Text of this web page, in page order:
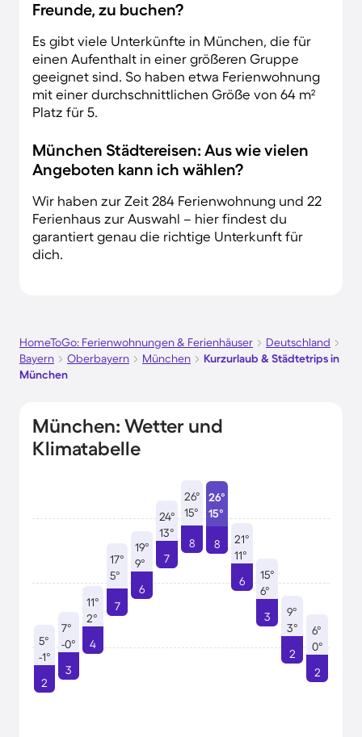
Freunde, zu buchen?
Es gibt viele Unterkünfte in München, die für
einen Aufenthalt in einer größeren Gruppe
geeignet sind. So haben etwa Ferienwohnung
mit einer durchschnittlichen Größe von 64 m²
Platz für 5.
München Städtereisen: Aus wie vielen
Angeboten kann ich wählen?
Wir haben zur Zeit 284 Ferienwohnung und 22
Ferienhaus zur Auswahl – hier findest du
garantiert genau die richtige Unterkunft für
dich.
HomeToGo: Ferienwohnungen & Ferienhäuser
Deutschland
Bayern
Oberbayern München
Kurzurlaub & Städtetrips in
München
München: Wetter und
Klimatabelle
5°
-1°
2
7°
-0°
3
11°
2°
4
17°
5°
7
19°
9°
6
24°
13°
7
26°
15°
8
26°
15°
8
21°
11°
6
15°
6°
3
9°
3°
2
6°
0°
2